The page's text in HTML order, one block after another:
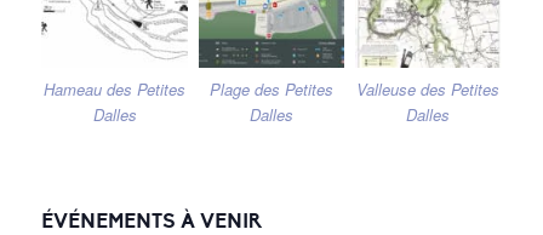
Hameau des Petites
Dalles
Plage des Petites
Dalles
Valleuse des Petites
Dalles
ÉVÉNEMENTS À VENIR